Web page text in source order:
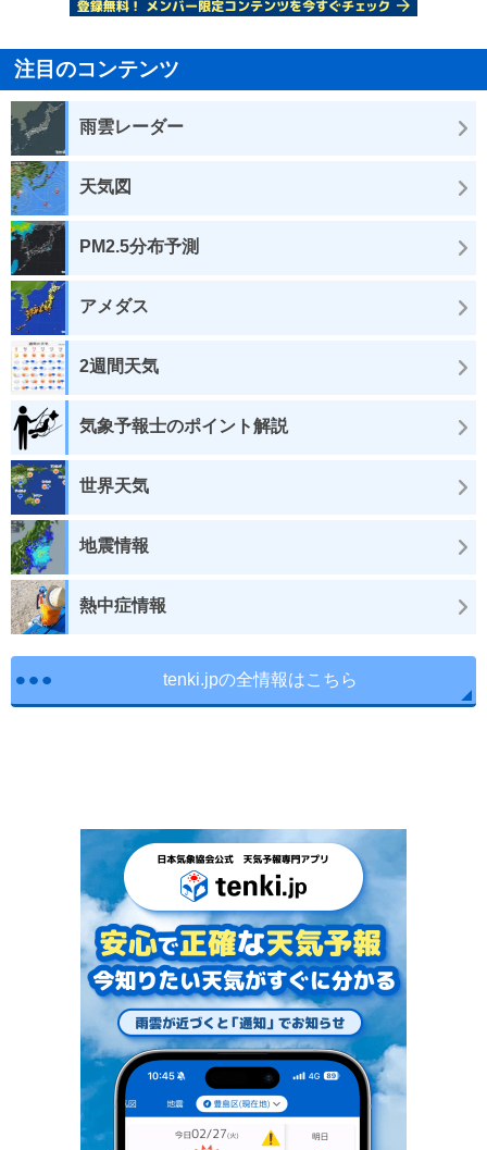
注目のコンテンツ
雨雲レーダー
天気図
PM2.5分布予測
アメダス
2週間天気
気象予報士のポイント解説
世界天気
地震情報
熱中症情報
tenki.jpの全情報はこちら